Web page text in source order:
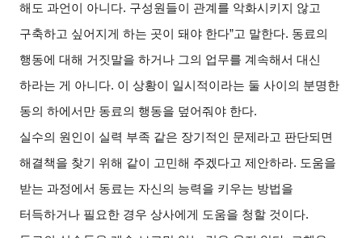
해도 과언이 아니다. 구성원들이 관계를 악화시키지 않고
구축하고 싶어지게 하는 곳이 돼야 한다”고 말한다. 동료의
행동에 대해 거짓말을 하거나 그의 업무를 계속해서 대신
하라는 게 아니다. 이 상황이 일시적이라는 둘 사이의 분명한
동의 하에서만 동료의 행동을 덮어줘야 한다.
실수의 원인이 실력 부족 같은 장기적인 문제라고 판단되면
해결책을 찾기 위해 같이 고민해 주겠다고 제안하라. 도움을
받는 과정에서 동료는 자신의 능력을 키우는 방법을
터득하거나 필요한 경우 상사에게 도움을 청할 것이다.